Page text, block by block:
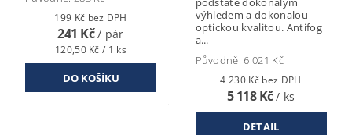
199 Kč bez DPH
241 Kč/ pár
120,50 Kč / 1 ks
výhledem a dokonalou
optickou kvalitou. Antifog
a...
Původně:6 021 Kč
4 230 Kč bez DPH
5 118 Kč/ ks
DETAIL